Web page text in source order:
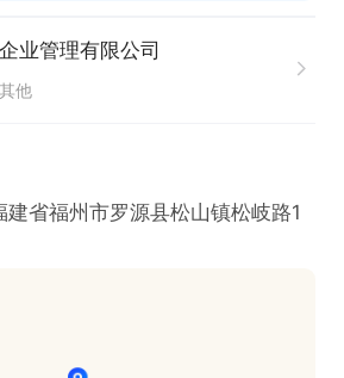
业管理有限公司
其他
省福州市罗源县松山镇松岐路1